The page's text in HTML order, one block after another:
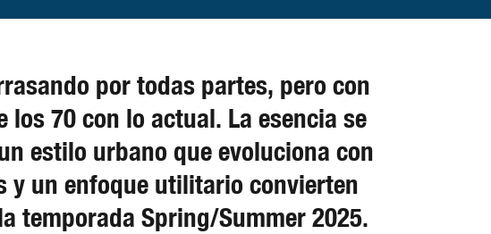
por todas partes, pero con
70 con lo actual. La esencia se
estilo urbano que evoluciona con
y un enfoque utilitario convierten
temporada Spring/Summer 2025.